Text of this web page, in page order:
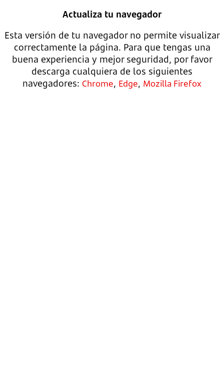
Actualiza tu navegador
Esta versión de tu navegador no permite visualizar
correctamente la página. Para que tengas una
buena experiencia y mejor seguridad, por favor
descarga cualquiera de los siguientes
navegadores: Chrome, Edge, Mozilla Firefox